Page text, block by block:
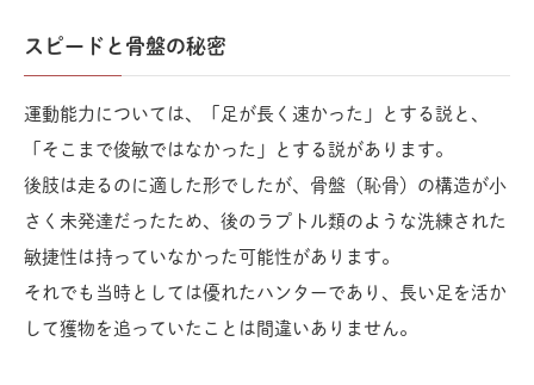
スピードと骨盤の秘密
運動能力については、「足が長く速かった」とする説と、
「そこまで俊敏ではなかった」とする説があります。
後肢は走るのに適した形でしたが、骨盤（恥骨）の構造が小
さく未発達だったため、後のラプトル類のような洗練された
敏捷性は持っていなかった可能性があります。
それでも当時としては優れたハンターであり、長い足を活か
して獲物を追っていたことは間違いありません。